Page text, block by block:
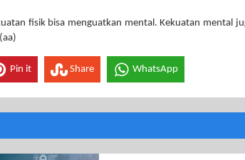
fisik bisa menguatkan mental. Kekuatan mental
Pin it Share WhatsApp